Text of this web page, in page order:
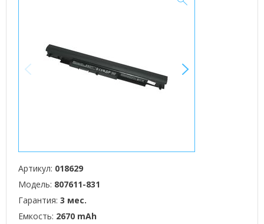
Артикул: 018629
Модель: 807611-831
Гарантия: 3 мес.
Емкость: 2670 mAh